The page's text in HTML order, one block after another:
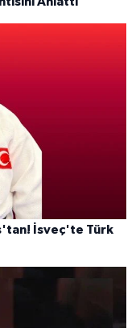
İsveç'te Türk